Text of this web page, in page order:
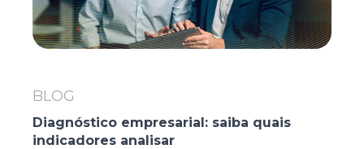
BLOG
Diagnóstico empresarial: saiba quais
indicadores analisar